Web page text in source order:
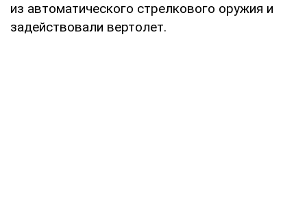
из автоматического стрелкового оружия и
задействовали вертолет.